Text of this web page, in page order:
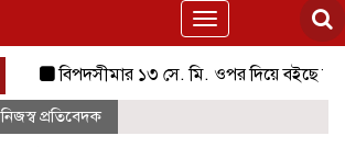
Toggle
navigation
বিপদসীমার ১৩ সে. মি. ওপর দিয়ে বইছে তিস্তার
নিজস্ব প্রতিবেদক